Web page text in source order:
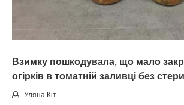
Взимку пошкодувала, що мало
огірків в томатній заливці без
Уляна Кіт